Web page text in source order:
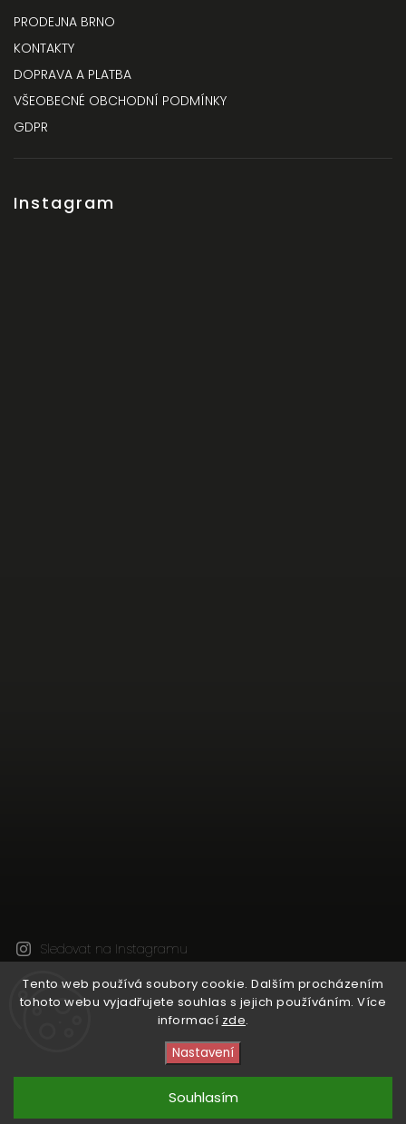
Tento web používá soubory cookie. Dalším procházením
tohoto webu vyjadřujete souhlas s jejich používáním. Více
informací zde.
Nastavení
Souhlasím
PRODEJNA BRNO
KONTAKTY
DOPRAVA A PLATBA
VŠEOBECNÉ OBCHODNÍ PODMÍNKY
GDPR
Instagram
Sledovat na Instagramu
Copyright 2026Natural Wine Shop. Všechna práva
vyhrazena.
Upravit nastavení cookies